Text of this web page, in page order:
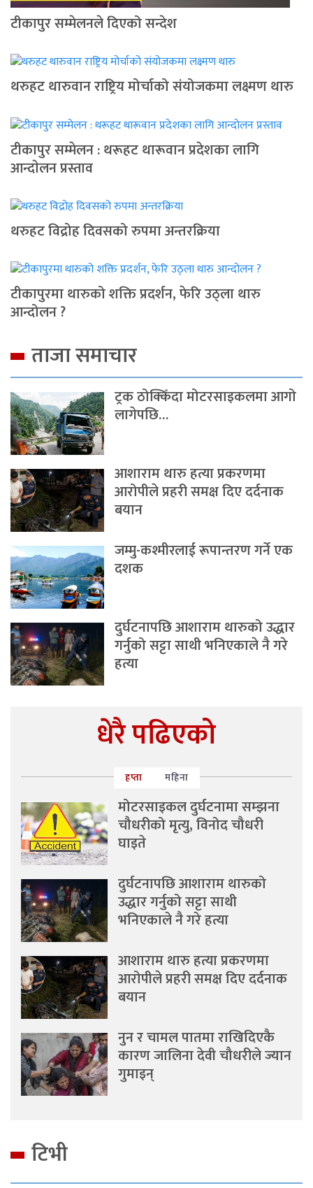
टीकापुर सम्मेलनले दिएको सन्देश
थरुहट थारुवान राष्ट्रिय मोर्चाको संयोजकमा लक्ष्मण थारु
टीकापुर सम्मेलन : थरूहट थारूवान प्रदेशका लागि
आन्दाेलन प्रस्ताव
थरुहट विद्रोह दिवसको रुपमा अन्तरक्रिया
टीकापुरमा थारुको शक्ति प्रदर्शन, फेरि उठ्ला थारु
आन्दोलन ?
ताजा समाचार
ट्रक ठोक्किँदा मोटरसाइकलमा आगो
लागेपछि…
आशाराम थारु हत्या प्रकरणमा
आरोपीले प्रहरी समक्ष दिए दर्दनाक
बयान
जम्मु-कश्मीरलाई रूपान्तरण गर्ने एक
दशक
दुर्घटनापछि आशाराम थारुको उद्धार
गर्नुको सट्टा साथी भनिएकाले नै गरे
हत्या
धेरै पढिएको
हप्ता महिना
मोटरसाइकल दुर्घटनामा सम्झना
चौधरीको मृत्यु, विनोद चौधरी
घाइते
दुर्घटनापछि आशाराम थारुको
उद्धार गर्नुको सट्टा साथी
भनिएकाले नै गरे हत्या
आशाराम थारु हत्या प्रकरणमा
आरोपीले प्रहरी समक्ष दिए दर्दनाक
बयान
नुन र चामल पातमा राखिदिएकै
कारण जालिना देवी चौधरीले ज्यान
गुमाइन्
टिभी